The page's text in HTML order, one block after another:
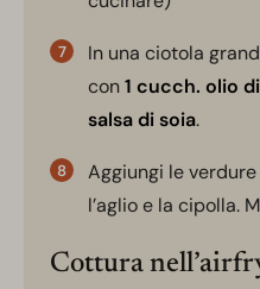
In una ciotola
con1 cucch. olio
salsa di soia.
Aggiungi le
l’aglio e la cipolla.
Cottura